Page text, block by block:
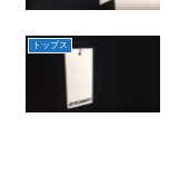
トップス